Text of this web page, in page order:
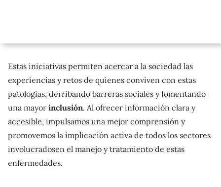
Estas iniciativas permiten acercar a la sociedad las
experiencias y retos de quienes conviven con estas
patologías, derribando barreras sociales y fomentando
una mayor inclusión. Al ofrecer información clara y
accesible, impulsamos una mejor comprensión y
promovemos la implicación activa de todos los sectores
involucradosen el manejo y tratamiento de estas
enfermedades.